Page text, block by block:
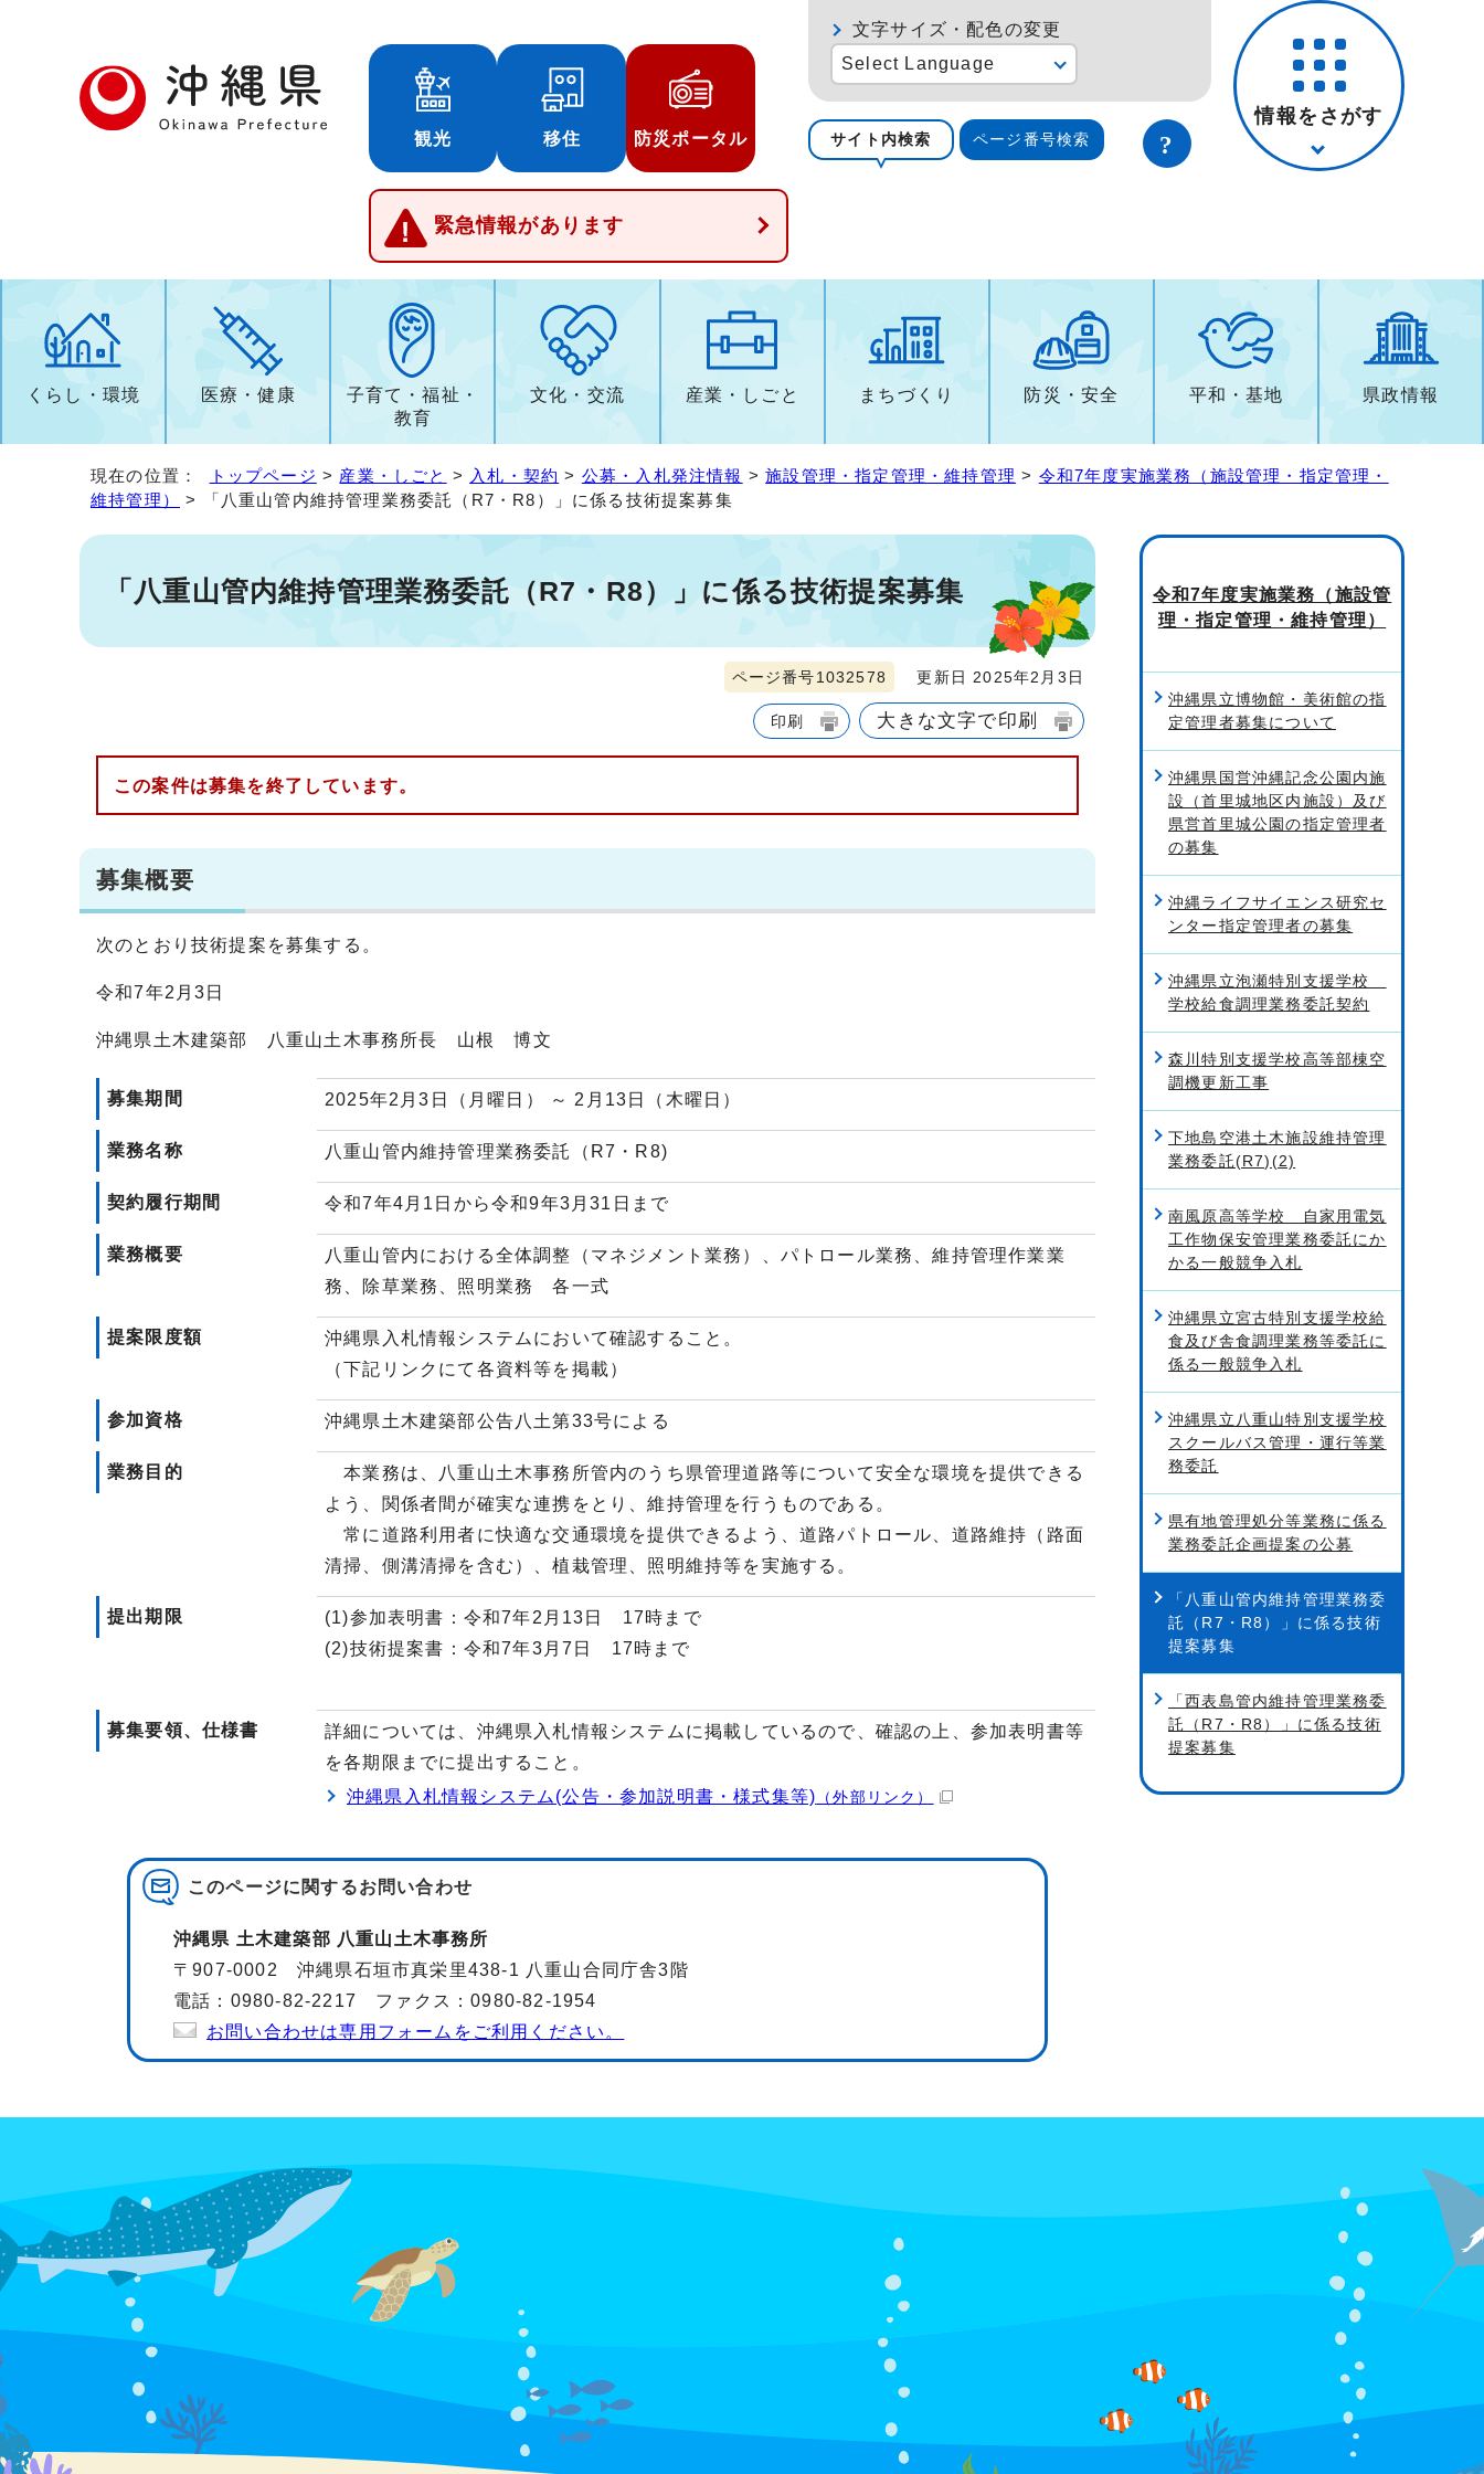
観光 移住 防災ポータル
緊急情報があります
文字サイズ・配色の変更
Select Language
サイト内検索 ページ番号検索
情報をさがす
くらし・環境 医療・健康
子育て・福祉・
教育
文化・交流 産業・しごと まちづくり 防災・安全 平和・基地 県政情報
現在の位置： トップページ > 産業・しごと > 入札・契約 > 公募・入札発注情報 >施設管理・指定管理・維持管理 > 令和7年度実施業務（施設管理・指定管理・
維持管理）
> 「八重山管内維持管理業務委託（R7・R8）」に係る技術提案募集
「八重山管内維持管理業務委託（R7・R8）」に係る技術提案募集
ページ番号1032578 更新日 2025年2月3日
印刷 大きな文字で印刷
この案件は募集を終了しています。
募集概要
次のとおり技術提案を募集する。
令和7年2月3日
沖縄県土木建築部 八重山土木事務所長 山根 博文
募集期間 2025年2月3日（月曜日） ～ 2月13日（木曜日）
業務名称 八重山管内維持管理業務委託（R7・R8)
契約履行期間 令和7年4月1日から令和9年3月31日まで
業務概要
八重山管内における全体調整（マネジメント業務）、パトロール業務、維持管理作業業
務、除草業務、照明業務 各一式
提案限度額
沖縄県入札情報システムにおいて確認すること。
（下記リンクにて各資料等を掲載）
参加資格 沖縄県土木建築部公告八土第33号による
業務目的
本業務は、八重山土木事務所管内のうち県管理道路等について安全な環境を提供できる
よう、関係者間が確実な連携をとり、維持管理を行うものである。
常に道路利用者に快適な交通環境を提供できるよう、道路パトロール、道路維持（路面
清掃、側溝清掃を含む）、植栽管理、照明維持等を実施する。
提出期限
(1)参加表明書：令和7年2月13日 17時まで
(2)技術提案書：令和7年3月7日 17時まで
募集要領、仕様書
詳細については、沖縄県入札情報システムに掲載しているので、確認の上、参加表明書等
を各期限までに提出すること。
沖縄県入札情報システム(公告・参加説明書・様式集等) （外部リンク）
このページに関するお問い合わせ
沖縄県 土木建築部 八重山土木事務所
〒907-0002 沖縄県石垣市真栄里438-1 八重山合同庁舎3階
電話：0980-82-2217 ファクス：0980-82-1954
お問い合わせは専用フォームをご利用ください。
令和7年度実施業務（施設管
理・指定管理・維持管理）
沖縄県立博物館・美術館の指
定管理者募集について
沖縄県国営沖縄記念公園内施
設（首里城地区内施設）及び
県営首里城公園の指定管理者
の募集
沖縄ライフサイエンス研究セ
ンター指定管理者の募集
沖縄県立泡瀬特別支援学校
学校給食調理業務委託契約
森川特別支援学校高等部棟空
調機更新工事
下地島空港土木施設維持管理
業務委託(R7)(2)
南風原高等学校 自家用電気
工作物保安管理業務委託にか
かる一般競争入札
沖縄県立宮古特別支援学校給
食及び舎食調理業務等委託に
係る一般競争入札
沖縄県立八重山特別支援学校
スクールバス管理・運行等業
務委託
県有地管理処分等業務に係る
業務委託企画提案の公募
「八重山管内維持管理業務委
託（R7・R8）」に係る技術
提案募集
「西表島管内維持管理業務委
託（R7・R8）」に係る技術
提案募集